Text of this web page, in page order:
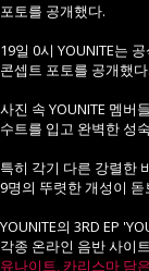
포토를 공개했다.
19일 0시 YOUNITE는
콘셉트 포토를 공개했다.
사진 속 YOUNITE 멤버
수트를 입고 완벽한 성
특히 각기 다른 강렬한
9명의 뚜렷한 개성이
YOUNITE의 3RD EP
각종 온라인 음반 사이
유나이트, 카리스마 담